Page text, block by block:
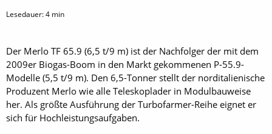
Lesedauer:4 min
Der Merlo TF 65.9 (6,5 t/9 m) ist der Nachfolger der mit dem
2009er Biogas-Boom in den Markt gekommenen P-55.9-
Modelle (5,5 t/9 m). Den 6,5-Tonner stellt der norditalienische
Produzent Merlo wie alle Teleskoplader in Modulbauweise
her. Als größte Ausführung der Turbofarmer-Reihe eignet er
sich für Hochleistungsaufgaben.